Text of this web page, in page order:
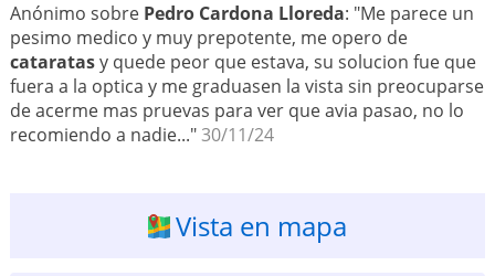
Anónimo sobre Pedro Cardona Lloreda: "Me parece un
pesimo medico y muy prepotente, me opero de
cataratasy quede peor que estava, su solucion fue que
fuera a la optica y me graduasen la vista sin preocuparse
de acerme mas pruevas para ver que avia pasao, no lo
recomiendo a nadie..."30/11/24
Vista en mapa